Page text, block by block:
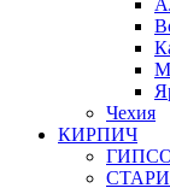
Чехия
КИРПИЧ